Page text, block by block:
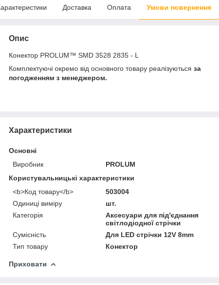
Доставка Оплата Умови повернення
Опис
Конектор PROLUM™ SMD 3528 2835 - L
Комплектуючі окремо від основного товару реалізуються за
погодженням з менеджером.
Характеристики
Основні
Виробник
PROLUM
Користувальницькі характеристики
<b>Код товару</b>
503004
Одиниці виміру
шт.
Категорія
Аксесуари для під'єднання
світлодіодної стрічки
Сумісність
Для LED стрічки 12V 8mm
Тип товару
Конектор
Приховати